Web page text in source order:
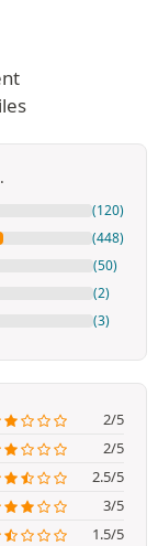
(120)
(448)
(50)
(2)
(3)
2/5
2/5
2.5/5
3/5
1.5/5